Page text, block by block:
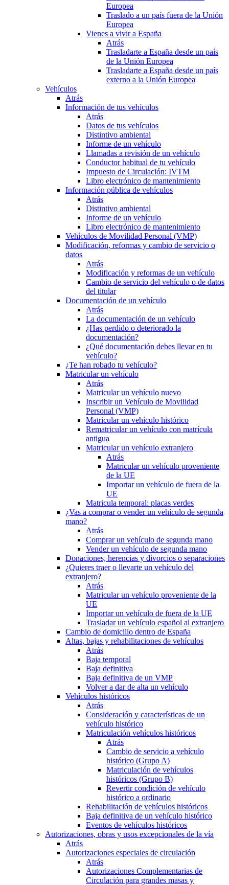
Europea
Traslado a un país fuera de la Unión
Europea
Vienes a vivir a España
Atrás
Trasladarte a España desde un país
de la Unión Europea
Trasladarte a España desde un país
externo a la Unión Europea
Vehículos
Atrás
Información de tus vehículos
Atrás
Datos de tus vehículos
Distintivo ambiental
Informe de un vehículo
Llamadas a revisión de un vehículo
Conductor habitual de tu vehículo
Impuesto de Circulación: IVTM
Libro electrónico de mantenimiento
Información pública de vehículos
Atrás
Distintivo ambiental
Informe de un vehículo
Libro electrónico de mantenimiento
Vehículos de Movilidad Personal (VMP)
Modificación, reformas y cambio de servicio o
datos
Atrás
Modificación y reformas de un vehículo
Cambio de servicio del vehículo o de datos
del titular
Documentación de un vehículo
Atrás
La documentación de un vehículo
¿Has perdido o deteriorado la
documentación?
¿Qué documentación debes llevar en tu
vehículo?
¿Te han robado tu vehículo?
Matricular un vehículo
Atrás
Matricular un vehículo nuevo
Inscribir un Vehículo de Movilidad
Personal (VMP)
Matricular un vehículo histórico
Rematricular un vehículo con matrícula
antigua
Matricular un vehículo extranjero
Atrás
Matricular un vehículo proveniente
de la UE
Importar un vehículo de fuera de la
UE
Matricula temporal: placas verdes
¿Vas a comprar o vender un vehículo de segunda
mano?
Atrás
Comprar un vehículo de segunda mano
Vender un vehículo de segunda mano
Donaciones, herencias y divorcios o separaciones
¿Quieres traer o llevarte un vehículo del
extranjero?
Atrás
Matricular un vehículo proveniente de la
UE
Importar un vehículo de fuera de la UE
Trasladar un vehículo español al extranjero
Cambio de domicilio dentro de España
Altas, bajas y rehabilitaciones de vehículos
Atrás
Baja temporal
Baja definitiva
Baja definitiva de un VMP
Volver a dar de alta un vehículo
Vehículos históricos
Atrás
Consideración y características de un
vehículo histórico
Matriculación vehículos históricos
Atrás
Cambio de servicio a vehículo
histórico (Grupo A)
Matriculación de vehículos
históricos (Grupo B)
Revertir condición de vehículo
histórico a ordinario
Rehabilitación de vehículos históricos
Baja definitiva de un vehículo histórico
Eventos de vehículos históricos
Autorizaciones, obras y usos excepcionales de la vía
Atrás
Autorizaciones especiales de circulación
Atrás
Autorizaciones Complementarias de
Circulación para grandes masas y